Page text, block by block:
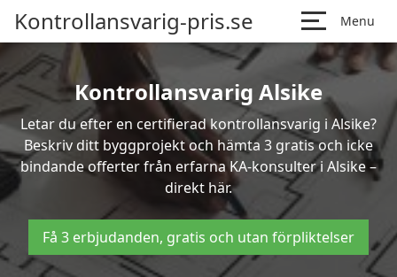
Kontrollansvarig-pris.se Menu
Kontrollansvarig Alsike
Letar du efter en certifierad kontrollansvarig i Alsike?
Beskriv ditt byggprojekt och hämta 3 gratis och icke
bindande offerter från erfarna KA-konsulter i Alsike –
direkt här.
Få 3 erbjudanden, gratis och utan förpliktelser